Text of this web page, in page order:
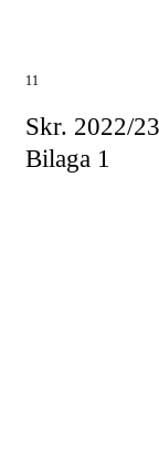
11
Skr. 2022/
Bilaga 1